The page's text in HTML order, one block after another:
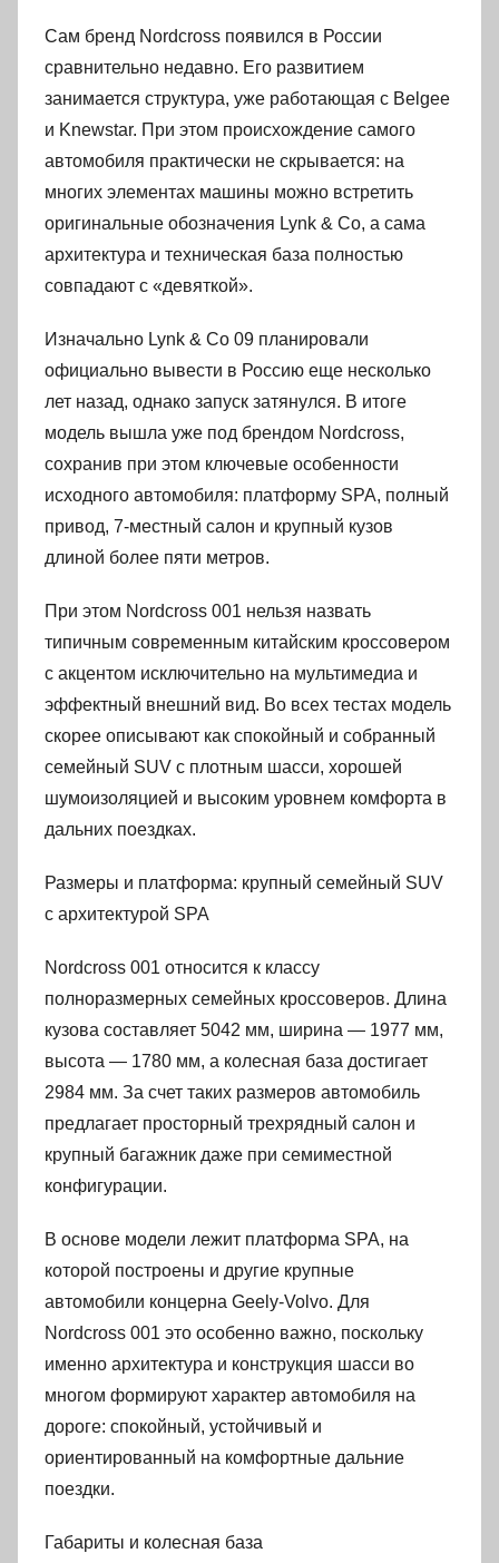
Сам бренд Nordcross появился в России
сравнительно недавно. Его развитием
занимается структура, уже работающая с Belgee
и Knewstar. При этом происхождение самого
автомобиля практически не скрывается: на
многих элементах машины можно встретить
оригинальные обозначения Lynk & Co, а сама
архитектура и техническая база полностью
совпадают с «девяткой».
Изначально Lynk & Co 09 планировали
официально вывести в Россию еще несколько
лет назад, однако запуск затянулся. В итоге
модель вышла уже под брендом Nordcross,
сохранив при этом ключевые особенности
исходного автомобиля: платформу SPA, полный
привод, 7-местный салон и крупный кузов
длиной более пяти метров.
При этом Nordcross 001 нельзя назвать
типичным современным китайским кроссовером
с акцентом исключительно на мультимедиа и
эффектный внешний вид. Во всех тестах модель
скорее описывают как спокойный и собранный
семейный SUV с плотным шасси, хорошей
шумоизоляцией и высоким уровнем комфорта в
дальних поездках.
Размеры и платформа: крупный семейный SUV
с архитектурой SPA
Nordcross 001 относится к классу
полноразмерных семейных кроссоверов. Длина
кузова составляет 5042 мм, ширина — 1977 мм,
высота — 1780 мм, а колесная база достигает
2984 мм. За счет таких размеров автомобиль
предлагает просторный трехрядный салон и
крупный багажник даже при семиместной
конфигурации.
В основе модели лежит платформа SPA, на
которой построены и другие крупные
автомобили концерна Geely-Volvo. Для
Nordcross 001 это особенно важно, поскольку
именно архитектура и конструкция шасси во
многом формируют характер автомобиля на
дороге: спокойный, устойчивый и
ориентированный на комфортные дальние
поездки.
Габариты и колесная база